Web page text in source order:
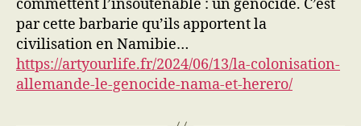
commettent l’insoutenable : un génocide. C’est
par cette barbarie qu’ils apportent la
civilisation en Namibie…
https://artyourlife.fr/2024/06/13/la-colonisation-
allemande-le-genocide-nama-et-herero/